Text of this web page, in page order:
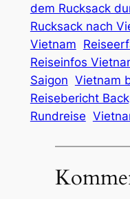
dem Rucksack
Rucksack nach
Vietnam
Reiseinfos
Saigon Vietnam
Reisebericht
Rundreise